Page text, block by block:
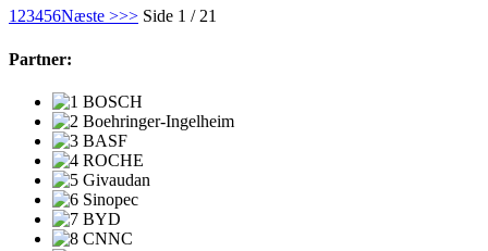
123456Næste >>> Side 1 / 21
Partner: